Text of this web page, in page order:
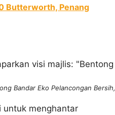
Butterworth, Penang
Bandar Eko Pelancongan Bersih,
menghantar